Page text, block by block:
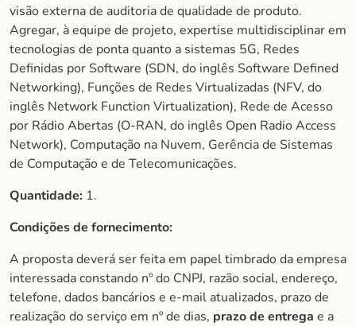
visão externa de auditoria de qualidade de produto.
Agregar, à equipe de projeto, expertise multidisciplinar em
tecnologias de ponta quanto a sistemas 5G, Redes
Definidas por Software (SDN, do inglês Software Defined
Networking), Funções de Redes Virtualizadas (NFV, do
inglês Network Function Virtualization), Rede de Acesso
por Rádio Abertas (O-RAN, do inglês Open Radio Access
Network), Computação na Nuvem, Gerência de Sistemas
de Computação e de Telecomunicações.
Quantidade: 1.
Condições de fornecimento:
A proposta deverá ser feita em papel timbrado da empresa
interessada constando nº do CNPJ, razão social, endereço,
telefone, dados bancários e e-mail atualizados, prazo de
realização do serviço em nº de dias, prazo de entrega e a